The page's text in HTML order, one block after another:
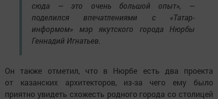
сюда — это очень большой опыт», —
поделился впечатлениями с «Татар-
информом» мэр якутского города Нюрбы
Геннадий Игнатьев.
Он также отметил, что в Нюрбе есть два проекта
от казанских архитекторов, из-за чего ему было
приятно увидеть схожесть родного города со столицей